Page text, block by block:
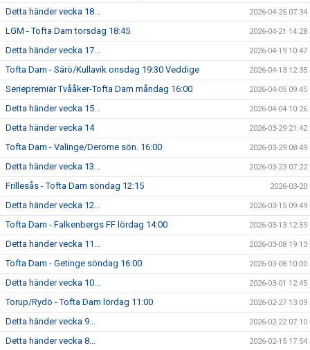
Detta händer vecka 18... 2026-04-25 07:34
LGM - Tofta Dam torsdag 18:45 2026-04-21 14:28
Detta händer vecka 17... 2026-04-19 10:47
Tofta Dam - Särö/Kullavik onsdag 19:30 Veddige 2026-04-13 12:35
Seriepremiär Tvååker-Tofta Dam måndag 16:00 2026-04-05 09:45
Detta händer vecka 15... 2026-04-04 10:26
Detta händer vecka 14 2026-03-29 21:42
Tofta Dam - Valinge/Derome sön. 16:00 2026-03-29 08:49
Detta händer vecka 13... 2026-03-23 07:22
Frillesås - Tofta Dam söndag 12:15 2026-03-20
Detta händer vecka 12... 2026-03-15 09:49
Tofta Dam - Falkenbergs FF lördag 14:00 2026-03-13 12:59
Detta händer vecka 11... 2026-03-08 19:13
Tofta Dam - Getinge söndag 16:00 2026-03-08 10:00
Detta händer vecka 10... 2026-03-01 12:45
Torup/Rydö - Tofta Dam lördag 11:00 2026-02-27 13:09
Detta händer vecka 9... 2026-02-22 07:10
Detta händer vecka 8... 2026-02-15 17:54